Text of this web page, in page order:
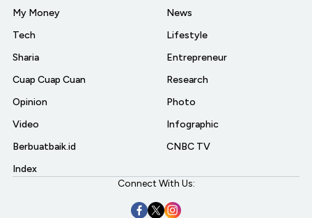
My Money
Tech
Sharia
Cuap Cuap Cuan
Opinion
Video
Berbuatbaik.id
Index
News
Lifestyle
Entrepreneur
Research
Photo
Infographic
CNBC TV
Connect With Us: